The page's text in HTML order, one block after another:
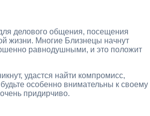
делового общения, посещения
жизни. Многие Близнецы начнут
равнодушными, и это положит
удастся найти компромисс,
особенно внимательны к своему
придирчиво.